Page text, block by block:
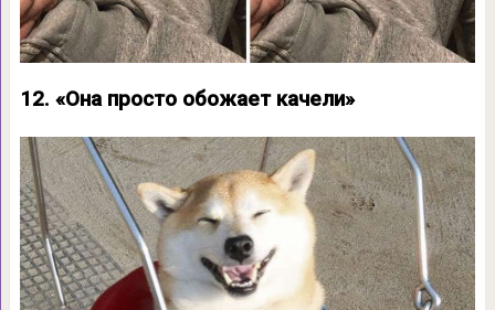
12. «Она просто обожает качели»